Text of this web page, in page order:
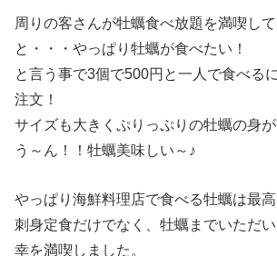
周りの客さんが牡蠣食べ放題を満喫し
と・・・やっぱり牡蠣が食べたい！
と言う事で3個で500円と一人で食べる
注文！
サイズも大きくぷりっぷりの牡蠣の身
う～ん！！牡蠣美味しい～♪
やっぱり海鮮料理店で食べる牡蠣は最高
刺身定食だけでなく、牡蠣までいただ
幸を満喫しました。